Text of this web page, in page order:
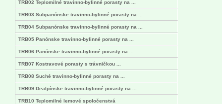
TRB02 Teplomilné travinno-bylinné porasty na ...
TRB03 Subpanónske travinno-bylinné porasty na ...
TRB04 Subpanónske travinno-bylinné porasty na ...
TRB05 Panónske travinno-bylinné porasty na ...
TRB06 Panónske travinno-bylinné porasty na ...
TRB07 Kostravové porasty s trávničkou ...
TRB08 Suché travinno-bylinné porasty na ...
TRB09 Dealpínske travinno-bylinné porasty na ...
TRB10 Teplomilné lemové spoločenstvá